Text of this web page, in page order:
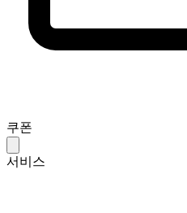
쿠폰
서비스